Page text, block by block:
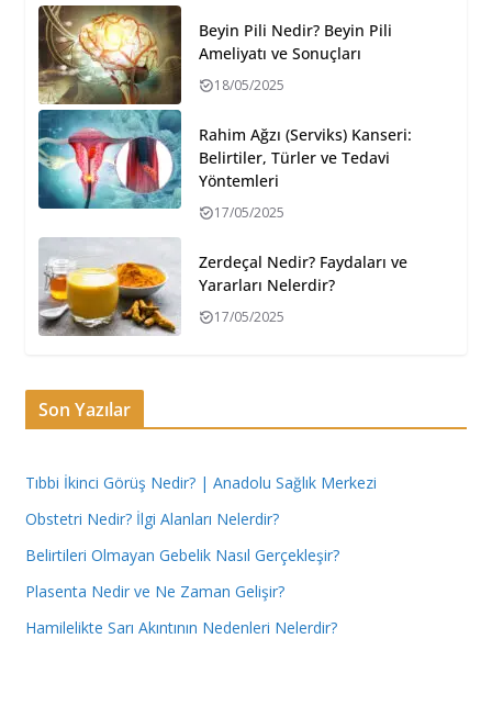
Beyin Pili Nedir? Beyin Pili
Ameliyatı ve Sonuçları
18/05/2025
Rahim Ağzı (Serviks) Kanseri:
Belirtiler, Türler ve Tedavi
Yöntemleri
17/05/2025
Zerdeçal Nedir? Faydaları ve
Yararları Nelerdir?
17/05/2025
Son Yazılar
Tıbbi İkinci Görüş Nedir? | Anadolu Sağlık Merkezi
Obstetri Nedir? İlgi Alanları Nelerdir?
Belirtileri Olmayan Gebelik Nasıl Gerçekleşir?
Plasenta Nedir ve Ne Zaman Gelişir?
Hamilelikte Sarı Akıntının Nedenleri Nelerdir?